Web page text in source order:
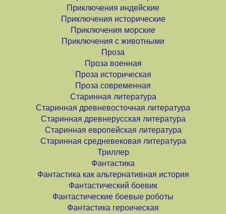
Приключения индейские
Приключения исторические
Приключения морские
Приключения с животными
Проза
Проза военная
Проза историческая
Проза современная
Старинная литература
Старинная древневосточная литература
Старинная древнерусская литература
Старинная европейская литература
Старинная средневековая литература
Триллер
Фантастика
Фантастика как альтернативная история
Фантастический боевик
Фантастические боевые роботы
Фантастика героическая